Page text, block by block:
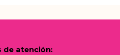
de atención: